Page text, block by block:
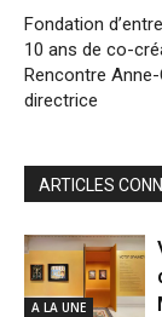
Fondation
10 ans de co-
Rencontre Anne-
directrice
ARTICLES
A LA UNE